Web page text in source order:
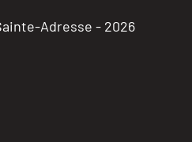
Adresse - 2026